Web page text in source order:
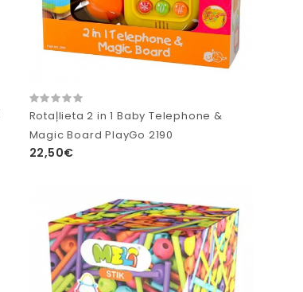
Rotaļlieta 2 in 1 Baby Telephone &
Magic Board PlayGo 2190
22,50€